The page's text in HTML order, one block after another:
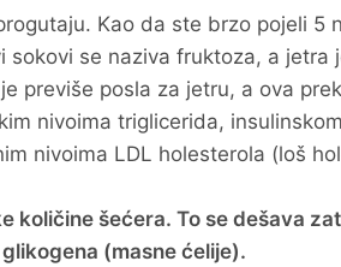
Kao da ste brzo pojeli 5
sokovi se naziva fruktoza, a jetra
previše posla za jetru, a ova
nivoima triglicerida, insulinskom
nivoima LDL holesterola (loš
količine šećera. To se dešava
(masne ćelije).